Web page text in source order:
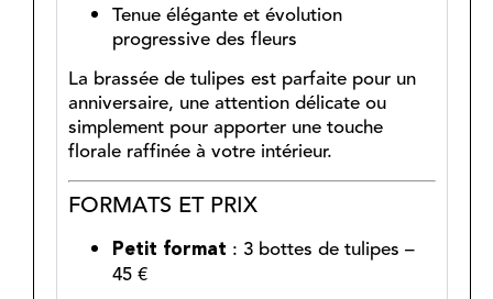
Tenue élégante et évolution
progressive des fleurs
La brassée de tulipes est parfaite pour un
anniversaire, une attention délicate ou
simplement pour apporter une touche
florale raffinée à votre intérieur.
FORMATS ET PRIX
Petit format : 3 bottes de tulipes –
45 €